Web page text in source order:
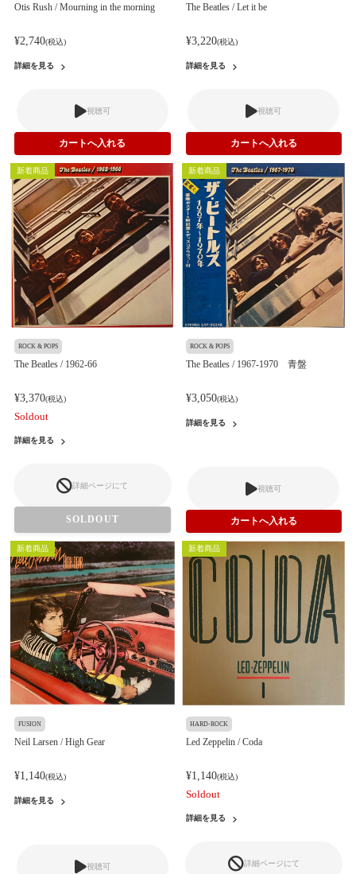
Otis Rush / Mourning in the morning
¥2,740(税込)
詳細を見る
視聴可
The Beatles / Let it be
¥3,220(税込)
詳細を見る
視聴可
新着商品
ROCK & POPS
The Beatles / 1962-66
¥3,370(税込)
Soldout
詳細を見る
詳細ページにて
SOLDOUT
新着商品
ROCK & POPS
The Beatles / 1967-1970 青盤
¥3,050(税込)
詳細を見る
視聴可
新着商品
FUSION
Neil Larsen / High Gear
¥1,140(税込)
詳細を見る
視聴可
新着商品
HARD-ROCK
Led Zeppelin / Coda
¥1,140(税込)
Soldout
詳細を見る
詳細ページにて